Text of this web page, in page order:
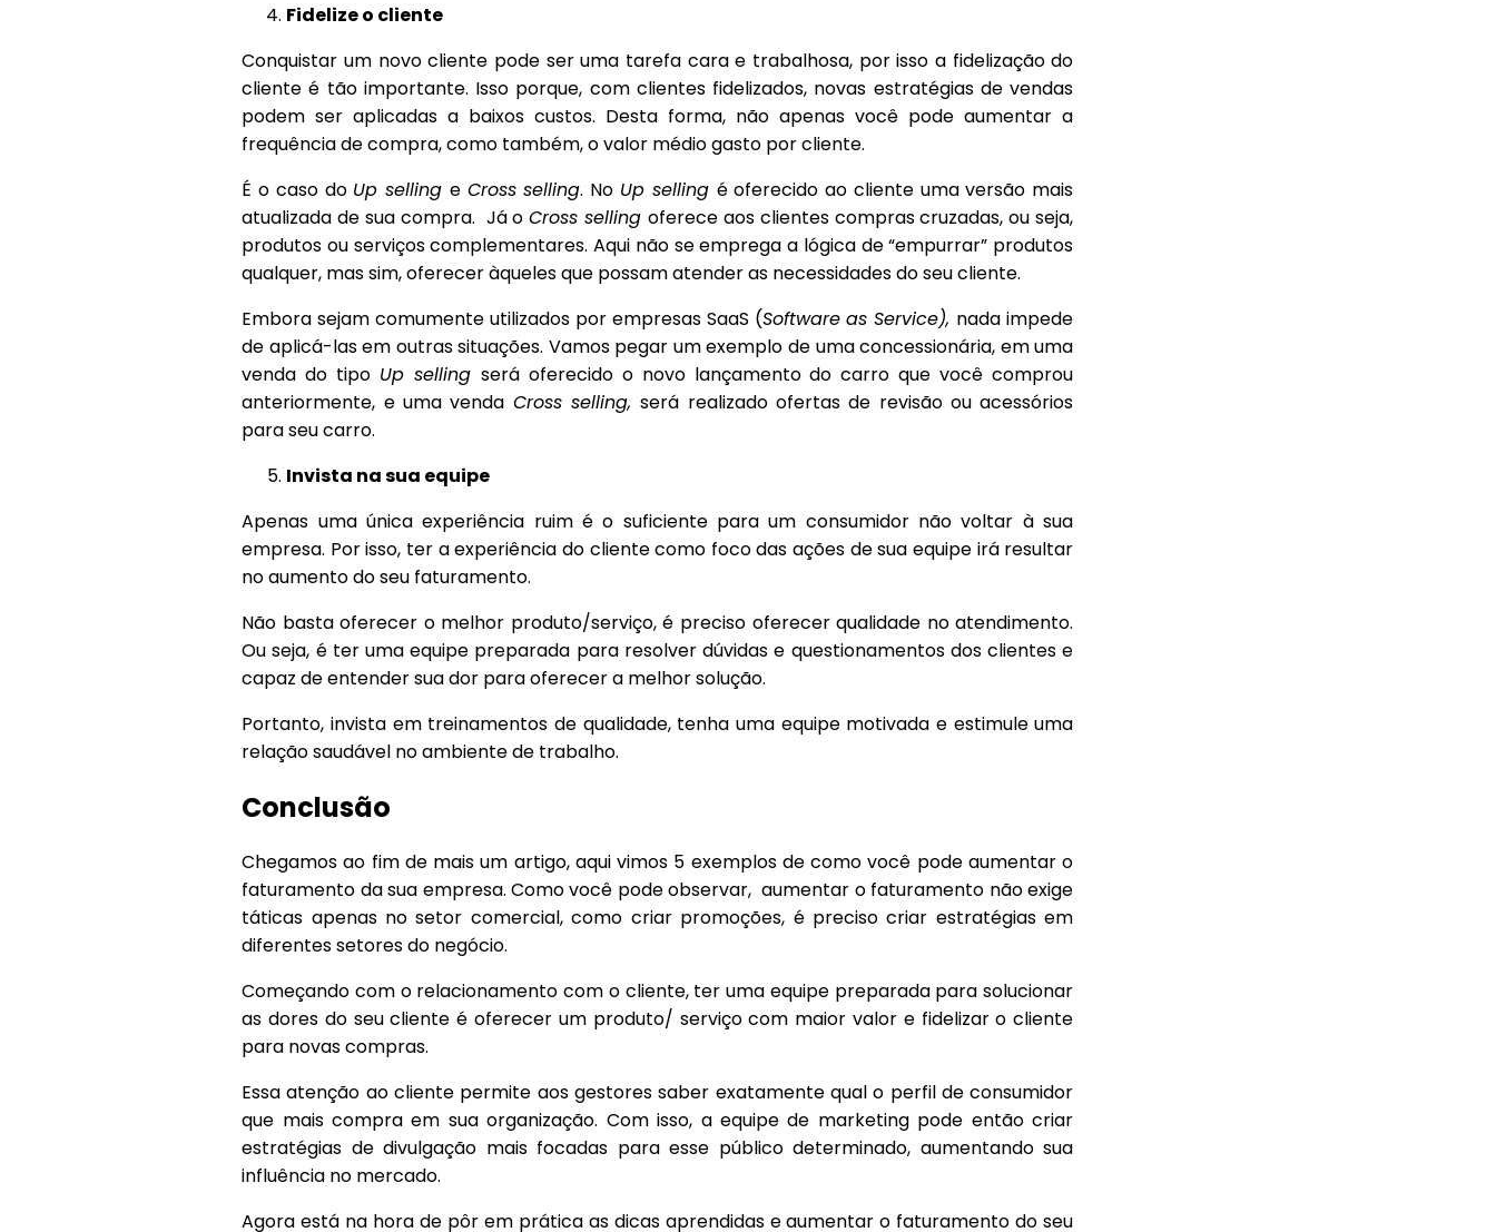
Fidelize o cliente
Conquistar um novo cliente pode ser uma tarefa cara e trabalhosa, por isso a fidelização do
cliente é tão importante. Isso porque, com clientes fidelizados, novas estratégias de vendas
podem ser aplicadas a baixos custos. Desta forma, não apenas você pode aumentar a
frequência de compra, como também, o valor médio gasto por cliente.
É o caso do Up selling e Cross selling. No Up selling é oferecido ao cliente uma versão mais
atualizada de sua compra. Já oCross selling oferece aos clientes compras cruzadas, ou seja,
produtos ou serviços complementares. Aqui não se emprega a lógica de “empurrar” produtos
qualquer, mas sim, oferecer àqueles que possam atender as necessidades do seu cliente.
Embora sejam comumente utilizados por empresas SaaS (Software as Service), nada impede
de aplicá-las em outras situações. Vamos pegar um exemplo de uma concessionária, em uma
venda do tipo Up selling será oferecido o novo lançamento do carro que você comprou
anteriormente, e uma venda Cross selling,será realizado ofertas de revisão ou acessórios
para seu carro.
Invista na sua equipe
Apenas uma única experiência ruim é o suficiente para um consumidor não voltar à sua
empresa. Por isso, ter a experiência do cliente como foco das ações de sua equipe irá resultar
no aumento do seu faturamento.
Não basta oferecer o melhor produto/serviço, é preciso oferecer qualidade no atendimento.
Ou seja, é ter uma equipe preparada para resolver dúvidas e questionamentos dos clientes e
capaz de entender sua dor para oferecer a melhor solução.
Portanto, invista em treinamentos de qualidade, tenha uma equipe motivada e estimule uma
relação saudável no ambiente de trabalho.
Conclusão
Chegamos ao fim de mais um artigo, aqui vimos 5 exemplos de como você pode aumentar o
faturamento da sua empresa. Como você pode observar, aumentar o faturamento não exige
táticas apenas no setor comercial, como criar promoções, é preciso criar estratégias em
diferentes setores do negócio.
Começando com o relacionamento com o cliente, ter uma equipe preparada para solucionar
as dores do seu cliente é oferecer um produto/ serviço com maior valor e fidelizar o cliente
para novas compras.
Essa atenção ao cliente permite aos gestores saber exatamente qual o perfil de consumidor
que mais compra em sua organização. Com isso, a equipe de marketing pode então criar
estratégias de divulgação mais focadas para esse público determinado, aumentando sua
influência no mercado.
Agora está na hora de pôr em prática as dicas aprendidas e aumentar o faturamento do seu